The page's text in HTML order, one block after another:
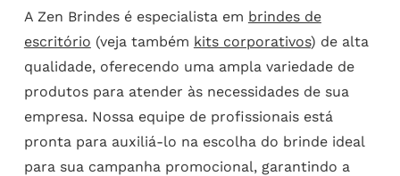
A Zen Brindes é especialista em brindes de
escritório (veja também kits corporativos) de alta
qualidade, oferecendo uma ampla variedade de
produtos para atender às necessidades de sua
empresa. Nossa equipe de profissionais está
pronta para auxiliá-lo na escolha do brinde ideal
para sua campanha promocional, garantindo a